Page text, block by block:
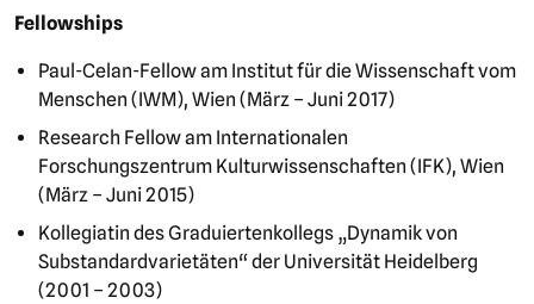
Fellowships
Paul-Celan-Fellow am Institut für die Wissenschaft vom
Menschen (IWM), Wien (März – Juni 2017)
Research Fellow am Internationalen
Forschungszentrum Kulturwissenschaften (IFK), Wien
(März – Juni 2015)
Kollegiatin des Graduiertenkollegs „Dynamik von
Substandardvarietäten“ der Universität Heidelberg
(2001 – 2003)